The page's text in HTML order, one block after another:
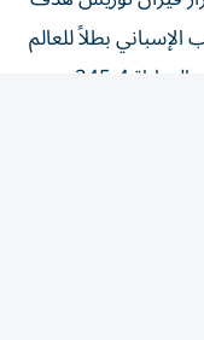
بطلاً للعالم
في ملعب نيويورك نيو جيرسي، كان يتابع المباراة 245.4